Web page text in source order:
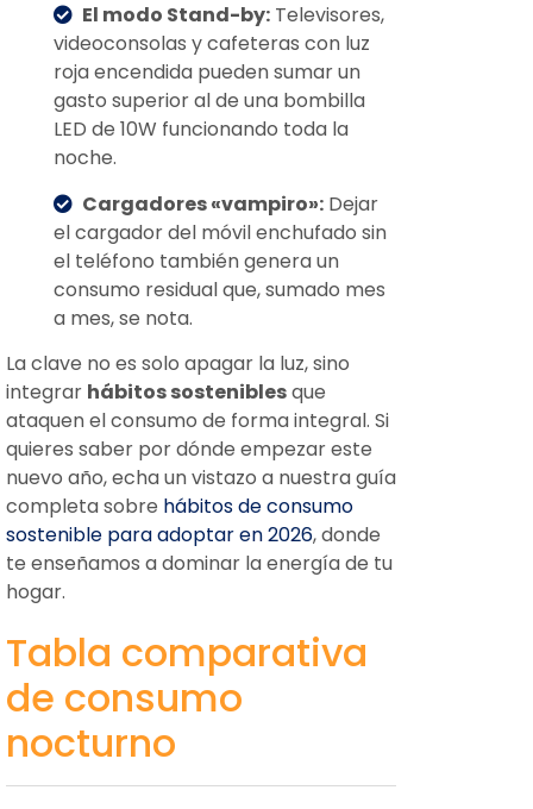
El modo Stand-by: Televisores,
videoconsolas y cafeteras con luz
roja encendida pueden sumar un
gasto superior al de una bombilla
LED de 10W funcionando toda la
noche.
Cargadores «vampiro»: Dejar
el cargador del móvil enchufado sin
el teléfono también genera un
consumo residual que, sumado mes
a mes, se nota.
La clave no es solo apagar la luz, sino
integrar hábitos sosteniblesque
ataquen el consumo de forma integral. Si
quieres saber por dónde empezar este
nuevo año, echa un vistazo a nuestra guía
completa sobre hábitos de consumo
sostenible para adoptar en 2026, donde
te enseñamos a dominar la energía de tu
hogar.
Tabla comparativa
de consumo
nocturno